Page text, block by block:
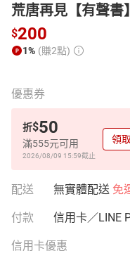
荒唐再見【有聲書】
$200
1% (賺2點)
優惠券
折$50
滿555元可用
2026/08/09 15:59截止
領取
配送 無實體配送 免
付款 信用卡／LINE
信用卡優惠